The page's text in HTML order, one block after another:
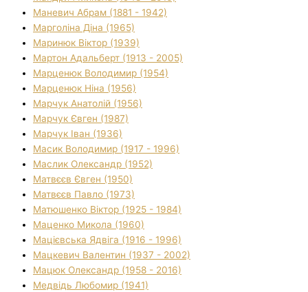
Маневич Абрам (1881 - 1942)
Марголіна Діна (1965)
Маринюк Віктор (1939)
Мартон Адальберт (1913 - 2005)
Марценюк Володимир (1954)
Марценюк Ніна (1956)
Марчук Анатолій (1956)
Марчук Євген (1987)
Марчук Іван (1936)
Масик Володимир (1917 - 1996)
Маслик Олександр (1952)
Матвєєв Євген (1950)
Матвєєв Павло (1973)
Матюшенко Віктор (1925 - 1984)
Маценко Микола (1960)
Мацієвська Ядвіга (1916 - 1996)
Мацкевич Валентин (1937 - 2002)
Мацюк Олександр (1958 - 2016)
Медвідь Любомир (1941)